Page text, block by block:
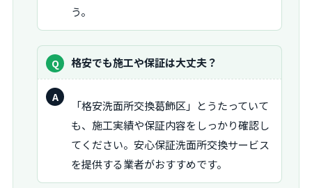
う。
質
問：
格安でも施工や保証は大丈夫？
答：
「格安洗面所交換葛飾区」とうたっていて
も、施工実績や保証内容をしっかり確認し
てください。安心保証洗面所交換サービス
を提供する業者がおすすめです。